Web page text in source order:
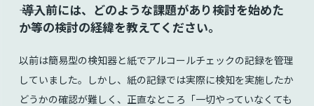
⸺ 導入前には、どのような課題があり検討を始めた
か等の検討の経緯を教えてください。
以前は簡易型の検知器と紙でアルコールチェックの記録を管理
していました。しかし、紙の記録では実際に検知を実施したか
どうかの確認が難しく、正直なところ「一切やっていなくても